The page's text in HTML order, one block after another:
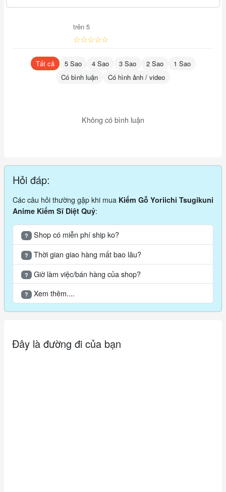
trên 5
☆☆☆☆☆
Tất cả 5 Sao 4 Sao 3 Sao 2 Sao
1 Sao
Có bình luận
Có hình ảnh / video
Không có bình luận
Hỏi đáp:
Các câu hỏi thường gặp khi mua Kiếm Gỗ Yoriichi Tsugikuni
Anime Kiếm Sĩ Diệt Quỷ:
? Shop có miễn phí ship ko?
? Thời gian giao hàng mất bao lâu?
? Giờ làm việc/bán hàng của shop?
? Xem thêm....
Đây là đường đi của bạn